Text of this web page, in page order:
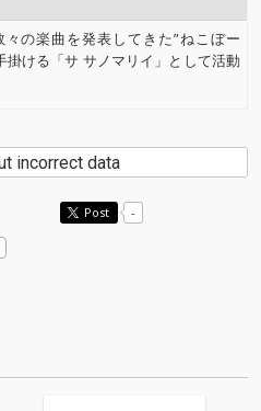
の楽曲を発表してきた”ねこぼー
掛ける「サ サノマリイ」として活動
incorrect data
Post -